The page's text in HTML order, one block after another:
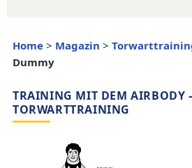
Home > Magazin >
Dummy
TRAINING MIT DEM AIRBODY
TORWARTTRAINING